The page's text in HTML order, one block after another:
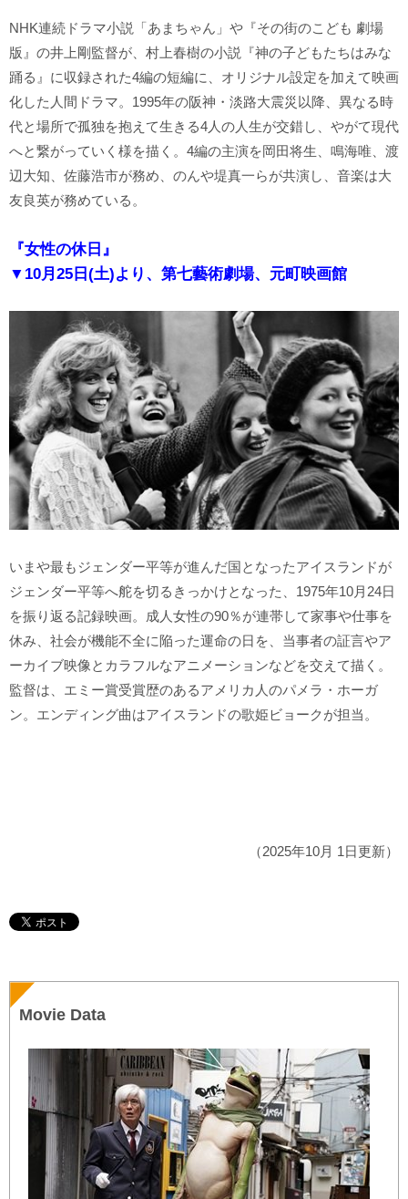
NHK連続ドラマ小説「あまちゃん」や『その街のこども 劇場
版』の井上剛監督が、村上春樹の小説『神の子どもたちはみな
踊る』に収録された4編の短編に、オリジナル設定を加えて映画
化した人間ドラマ。1995年の阪神・淡路大震災以降、異なる時
代と場所で孤独を抱えて生きる4人の人生が交錯し、やがて現代
へと繋がっていく様を描く。4編の主演を岡田将生、鳴海唯、渡
辺大知、佐藤浩市が務め、のんや堤真一らが共演し、音楽は大
友良英が務めている。
『女性の休日』
▼10月25日(土)より、第七藝術劇場、元町映画館
いまや最もジェンダー平等が進んだ国となったアイスランドが
ジェンダー平等へ舵を切るきっかけとなった、1975年10月24日
を振り返る記録映画。成人女性の90％が連帯して家事や仕事を
休み、社会が機能不全に陥った運命の日を、当事者の証言やア
ーカイブ映像とカラフルなアニメーションなどを交えて描く。
監督は、エミー賞受賞歴のあるアメリカ人のパメラ・ホーガ
ン。エンディング曲はアイスランドの歌姫ビョークが担当。
（2025年10月 1日更新）
Movie Data